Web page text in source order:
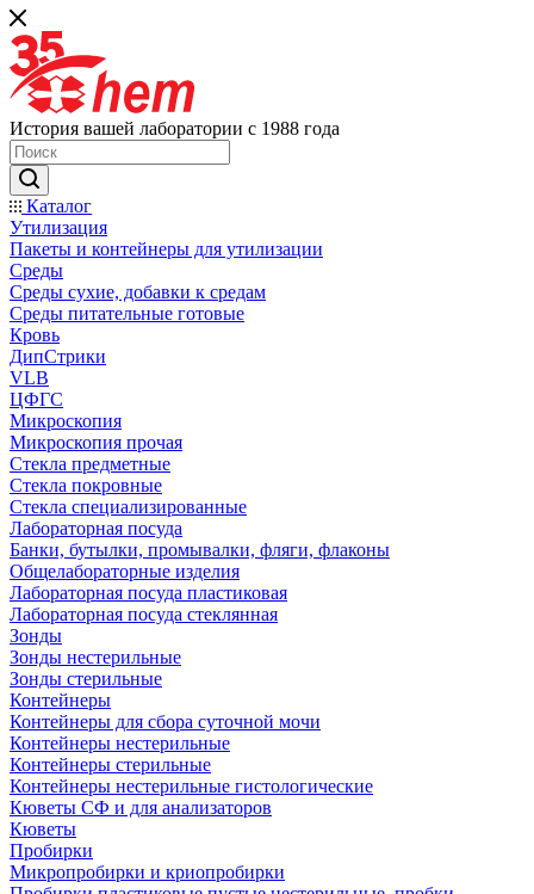
История вашей лаборатории с 1988 года
Каталог
Утилизация
Пакеты и контейнеры для утилизации
Среды
Среды сухие, добавки к средам
Среды питательные готовые
Кровь
ДипСтрики
VLB
ЦФГС
Микроскопия
Микроскопия прочая
Стекла предметные
Стекла покровные
Стекла специализированные
Лабораторная посуда
Банки, бутылки, промывалки, фляги, флаконы
Общелабораторные изделия
Лабораторная посуда пластиковая
Лабораторная посуда стеклянная
Зонды
Зонды нестерильные
Зонды стерильные
Контейнеры
Контейнеры для сбора суточной мочи
Контейнеры нестерильные
Контейнеры стерильные
Контейнеры нестерильные гистологические
Кюветы СФ и для анализаторов
Кюветы
Пробирки
Микропробирки и криопробирки